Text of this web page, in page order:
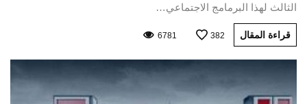
الثالث لهذا البرمامج الاجتماعي…
قراءة المقال 382
6781